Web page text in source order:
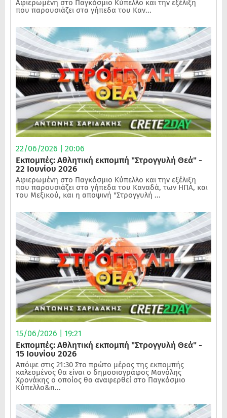
Αφιερωμένη στο Παγκόσμιο Κύπελλο και την εξέλιξη
που παρουσιάζει στα γήπεδα του Καν...
22/06/2026 | 20:06
Εκπομπές: Αθλητική εκπομπή "Στρογγυλή Θεά" -
22 Ιουνίου 2026
Αφιερωμένη στο Παγκόσμιο Κύπελλο και την εξέλιξη
που παρουσιάζει στα γήπεδα του Καναδά, των ΗΠΑ, και
του Μεξικού, και η αποψινή "Στρογγυλή ...
15/06/2026 | 19:21
Εκπομπές: Αθλητική εκπομπή "Στρογγυλή Θεά" -
15 Ιουνίου 2026
Απόψε στις 21:30 Στο πρώτο μέρος της εκπομπής
καλεσμένος θα είναι ο δημοσιογράφος Μανόλης
Χρονάκης ο οποίος θα αναφερθεί στο Παγκόσμιο
Κύπελλο&n...